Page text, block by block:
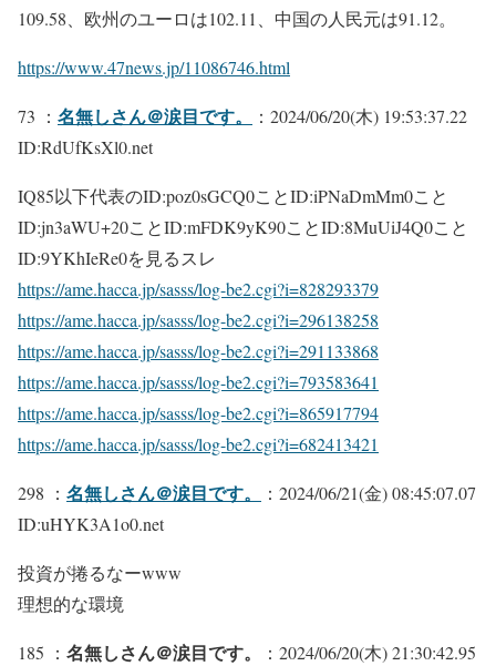
109.58、欧州のユーロは102.11、中国の人民元は91.12。
https://www.47news.jp/11086746.html
73 ： 名無しさん＠涙目です。
：2024/06/20(木) 19:53:37.22
ID:RdUfKsXl0.net
IQ85以下代表のID:poz0sGCQ0ことID:iPNaDmMm0こと
ID:jn3aWU+20ことID:mFDK9yK90ことID:8MuUiJ4Q0こと
ID:9YKhIeRe0を見るスレ
https://ame.hacca.jp/sasss/log-be2.cgi?i=828293379
https://ame.hacca.jp/sasss/log-be2.cgi?i=296138258
https://ame.hacca.jp/sasss/log-be2.cgi?i=291133868
https://ame.hacca.jp/sasss/log-be2.cgi?i=793583641
https://ame.hacca.jp/sasss/log-be2.cgi?i=865917794
https://ame.hacca.jp/sasss/log-be2.cgi?i=682413421
298 ： 名無しさん＠涙目です。
：2024/06/21(金) 08:45:07.07
ID:uHYK3A1o0.net
投資が捲るなーwww
理想的な環境
185 ： 名無しさん＠涙目です。
：2024/06/20(木) 21:30:42.95